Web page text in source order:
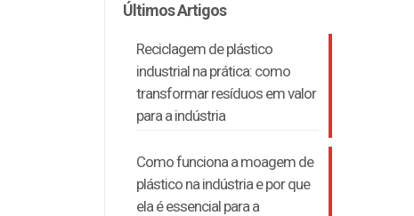
Últimos Artigos
Reciclagem de plástico
industrial na prática: como
transformar resíduos em valor
para a indústria
Como funciona a moagem de
plástico na indústria e por que
ela é essencial para a